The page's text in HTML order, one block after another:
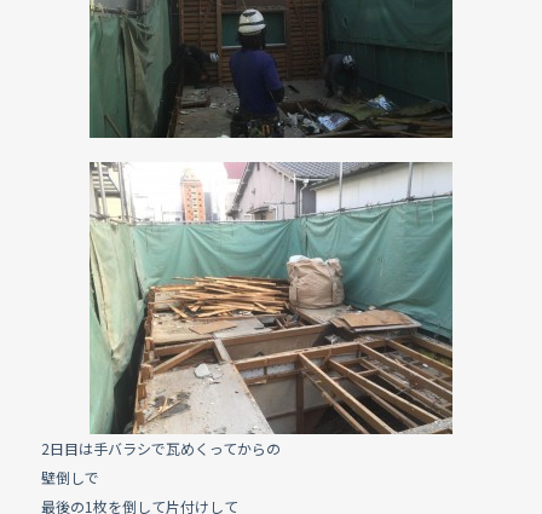
2日目は手バラシで瓦めくってからの
壁倒しで
最後の1枚を倒して片付けして